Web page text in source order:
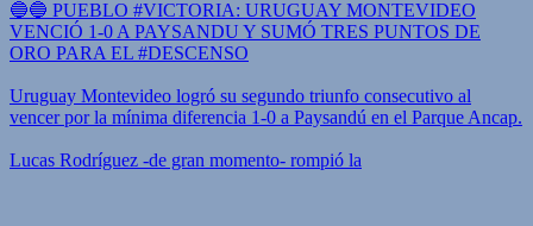
🔵🔵 PUEBLO #VICTORIA: URUGUAY MONTEVIDEO
VENCIÓ 1-0 A PAYSANDU Y SUMÓ TRES PUNTOS DE
ORO PARA EL #DESCENSO
Uruguay Montevideo logró su segundo triunfo consecutivo al
vencer por la mínima diferencia 1-0 a Paysandú en el Parque Ancap.
Lucas Rodríguez -de gran momento- rompió la